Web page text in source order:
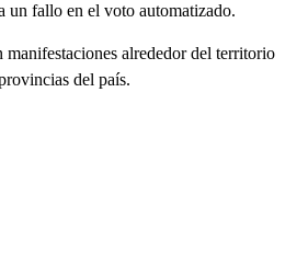
un fallo en el voto automatizado.
manifestaciones alrededor del territorio
del país.